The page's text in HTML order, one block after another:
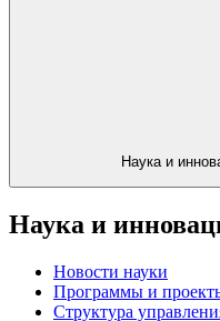
Наука и
Наука и
Новости науки
Программы и
Структура